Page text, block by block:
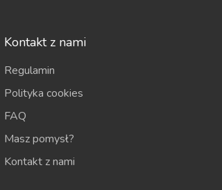
Kontakt z nami
Regulamin
Polityka cookies
FAQ
Masz pomysł?
Kontakt z nami